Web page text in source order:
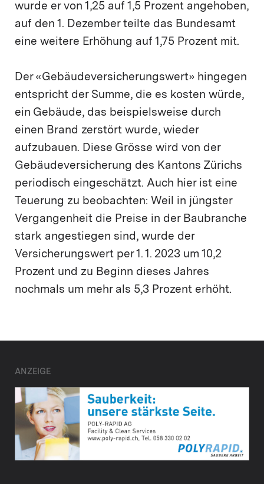
wurde er von 1,25 auf 1,5 Prozent angehoben,
auf den 1. Dezember teilte das Bundesamt
eine weitere Erhöhung auf 1,75 Prozent mit.
Der «Gebäudeversicherungswert» hingegen
entspricht der Summe, die es kosten würde,
ein Gebäude, das beispielsweise durch
einen Brand zerstört wurde, wieder
aufzubauen. Diese Grösse wird von der
Gebäudeversicherung des Kantons Zürichs
periodisch eingeschätzt. Auch hier ist eine
Teuerung zu beobachten: Weil in jüngster
Vergangenheit die Preise in der Baubranche
stark angestiegen sind, wurde der
Versicherungswert per 1. 1. 2023 um 10,2
Prozent und zu Beginn dieses Jahres
nochmals um mehr als 5,3 Prozent erhöht.
ANZEIGE